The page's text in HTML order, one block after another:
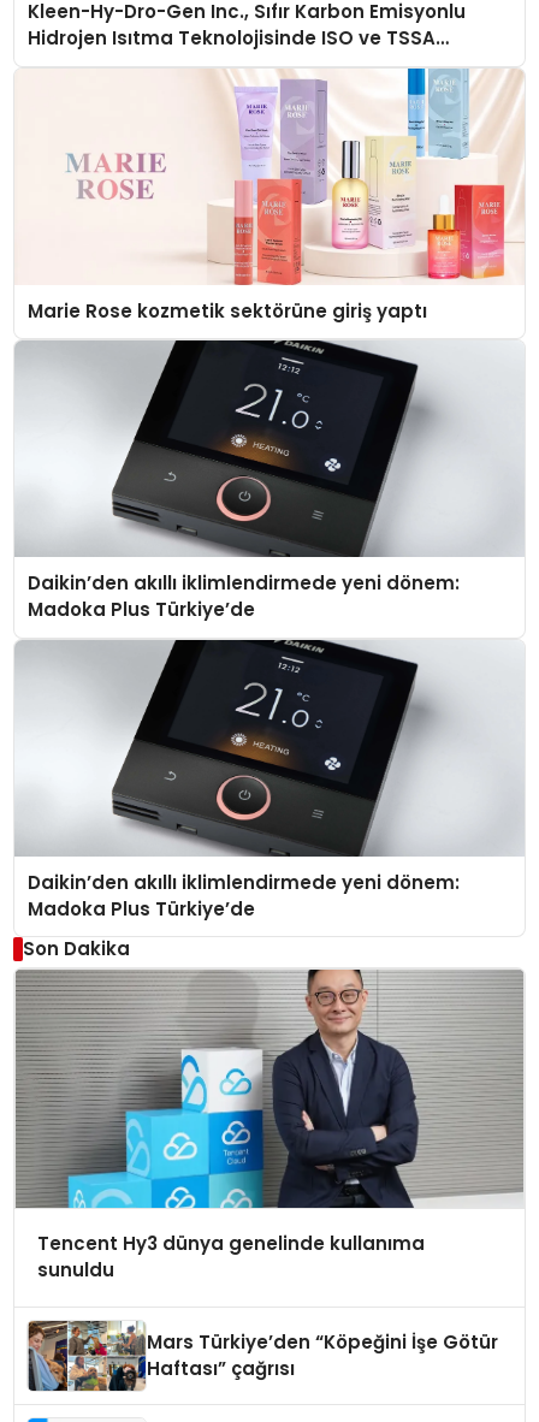
Kleen-Hy-Dro-Gen Inc., Sıfır Karbon Emisyonlu
Hidrojen Isıtma Teknolojisinde ISO ve TSSA
Düzenleyici Onaylarını Aldı
Marie Rose kozmetik sektörüne giriş yaptı
Daikin’den akıllı iklimlendirmede yeni dönem:
Madoka Plus Türkiye’de
Daikin’den akıllı iklimlendirmede yeni dönem:
Madoka Plus Türkiye’de
Son Dakika
Tencent Hy3 dünya genelinde kullanıma
sunuldu
Mars Türkiye’den “Köpeğini İşe Götür
Haftası” çağrısı